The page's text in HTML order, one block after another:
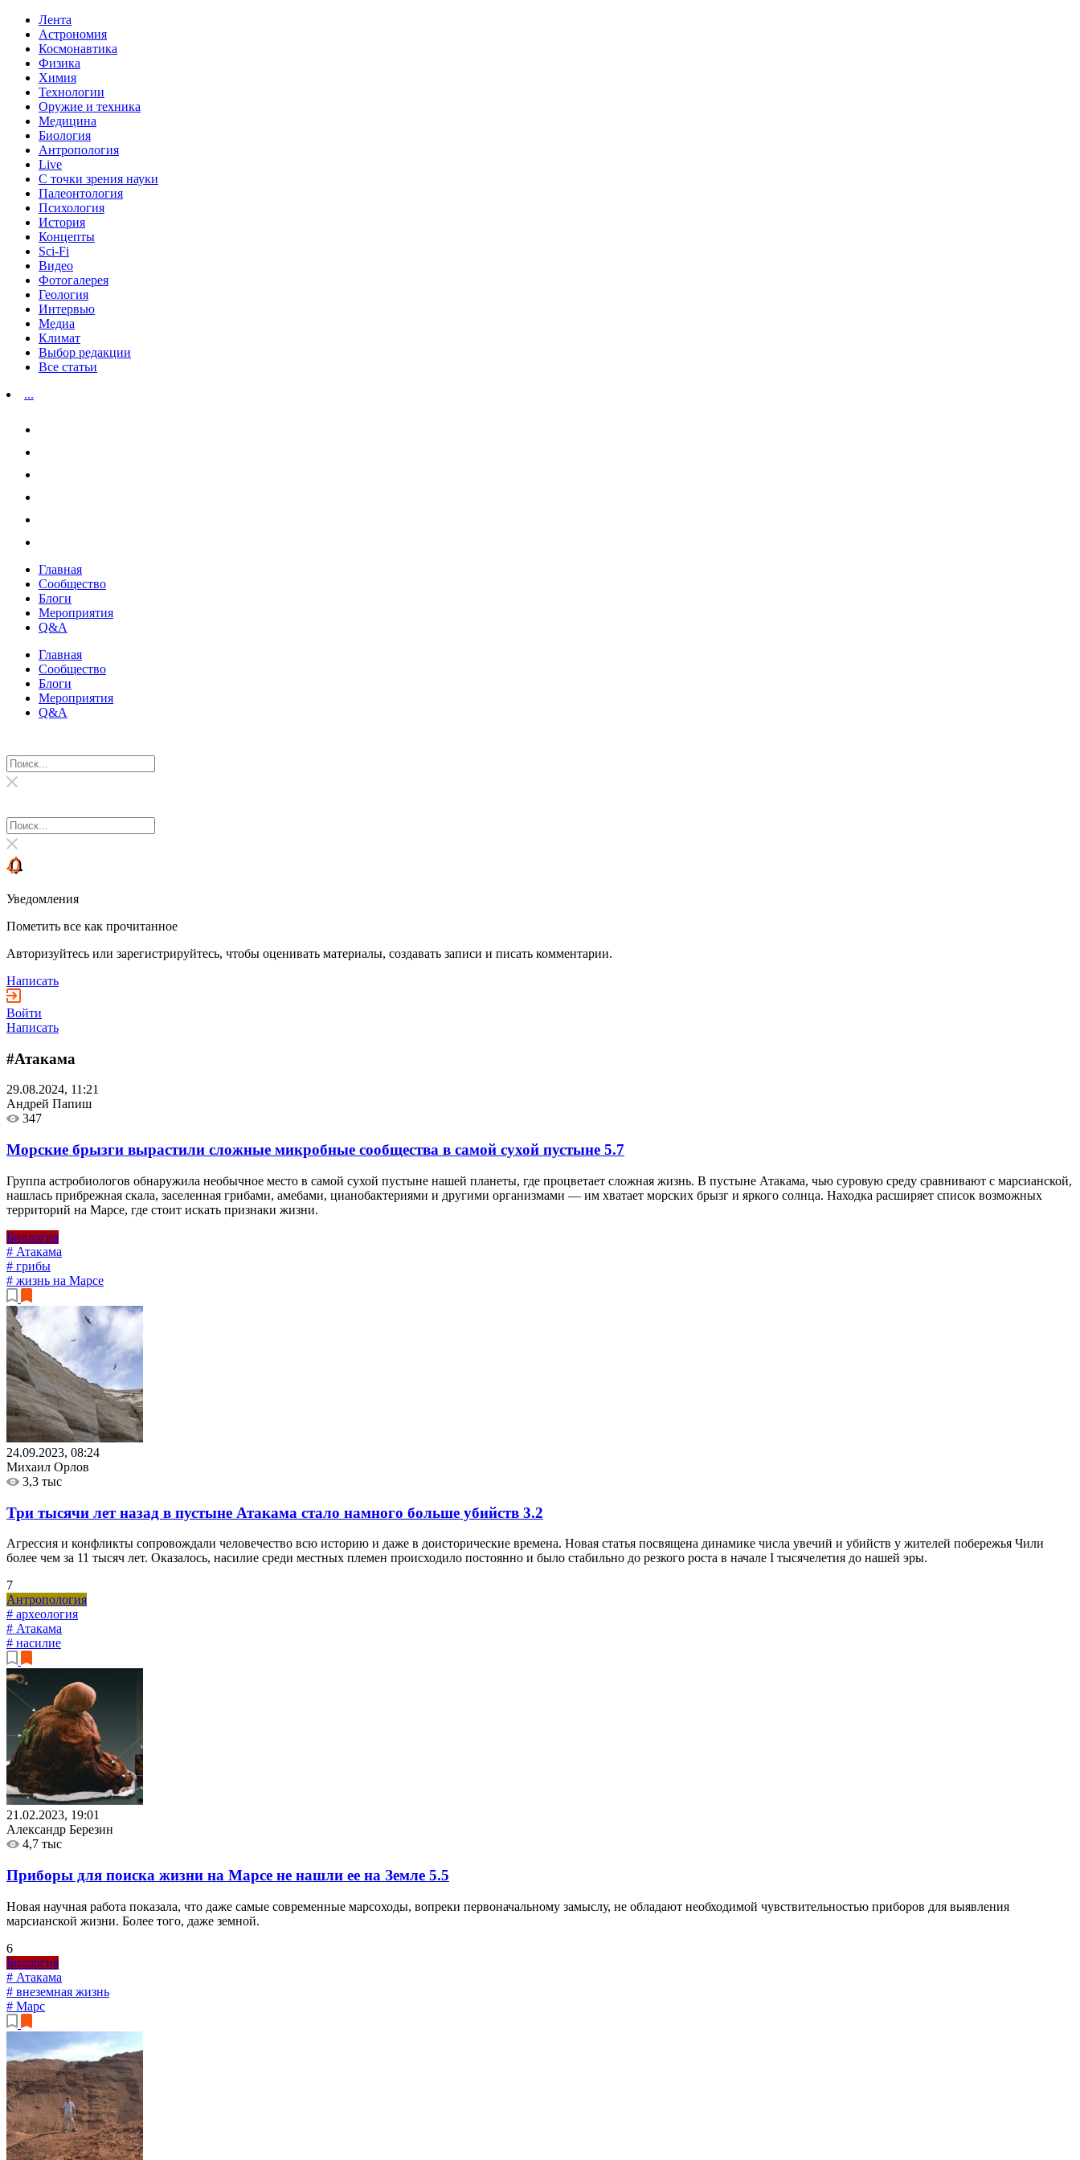
Лента
Астрономия
Космонавтика
Физика
Химия
Технологии
Оружие и техника
Медицина
Биология
Антропология
Live
С точки зрения науки
Палеонтология
Психология
История
Концепты
Sci-Fi
Видео
Фотогалерея
Геология
Интервью
Медиа
Климат
Выбор редакции
Все статьи
...
Главная
Сообщество
Блоги
Мероприятия
Q&A
Главная
Сообщество
Блоги
Мероприятия
Q&A
Уведомления
Пометить все как прочитанное
Авторизуйтесь или зарегистрируйтесь, чтобы оценивать материалы, создавать записи и писать комментарии.
Написать
Войти
Написать
#Атакама
29.08.2024, 11:21
Андрей Папиш
347
Морские брызги вырастили сложные микробные сообщества в самой сухой пустыне 5.7
Группа астробиологов обнаружила необычное место в самой сухой пустыне нашей планеты, где процветает сложная жизнь. В пустыне Атакама, чью суровую среду сравнивают с марсианской,
нашлась прибрежная скала, заселенная грибами, амебами, цианобактериями и другими организмами — им хватает морских брызг и яркого солнца. Находка расширяет список возможных
территорий на Марсе, где стоит искать признаки жизни.
Биология
# Атакама
# грибы
# жизнь на Марсе
24.09.2023, 08:24
Михаил Орлов
3,3 тыс
Три тысячи лет назад в пустыне Атакама стало намного больше убийств 3.2
Агрессия и конфликты сопровождали человечество всю историю и даже в доисторические времена. Новая статья посвящена динамике числа увечий и убийств у жителей побережья Чили
более чем за 11 тысяч лет. Оказалось, насилие среди местных племен происходило постоянно и было стабильно до резкого роста в начале I тысячелетия до нашей эры.
7
Антропология
# археология
# Атакама
# насилие
21.02.2023, 19:01
Александр Березин
4,7 тыс
Приборы для поиска жизни на Марсе не нашли ее на Земле 5.5
Новая научная работа показала, что даже самые современные марсоходы, вопреки первоначальному замыслу, не обладают необходимой чувствительностью приборов для выявления
марсианской жизни. Более того, даже земной.
6
Биология
# Атакама
# внеземная жизнь
# Марс